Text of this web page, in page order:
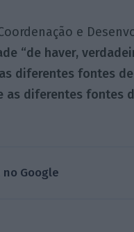
e
“de haver,
diferentes fontes
as diferentes fontes
Google